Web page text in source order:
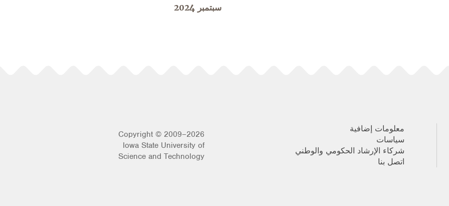
سبتمبر 2024
معلومات إضافية
سياسات
شركاء الإرشاد الحكومي والوطني
اتصل بنا
Copyright © 2009–2026
Iowa State University of
Science and Technology